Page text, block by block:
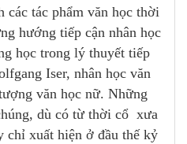
các tác phẩm văn học thời
hướng tiếp cận nhân học
học trong lý thuyết tiếp
Iser, nhân học văn
văn học nữ. Những
dù có từ thời cổ xưa
chỉ xuất hiện ở đầu thế kỷ